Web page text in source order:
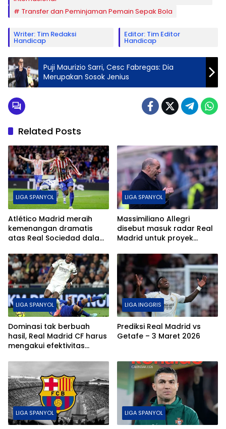
Transfer dan Peminjaman Pemain Sepak Bola
Writer: Tim Redaksi
Handicap
Editor: Tim Editor
Handicap
Puji Maurizio Sarri, Cesc Fabregas: Dia
Merupakan Sosok Jenius
Related Posts
LIGA SPANYOL
Atlético Madrid meraih
kemenangan dramatis
atas Real Sociedad dalam
LIGA SPANYOL
Massimiliano Allegri
disebut masuk radar Real
Madrid untuk proyek
LIGA SPANYOL
Dominasi tak berbuah
hasil, Real Madrid CF harus
mengakui efektivitas
Liga.
LIGA INGGRIS
Prediksi Real Madrid vs
Getafe – 3 Maret 2026
LIGA SPANYOL LIGA SPANYOL